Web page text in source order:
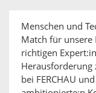
Menschen und
Match für unsere
richtigen
Herausforderung
bei FERCHAU